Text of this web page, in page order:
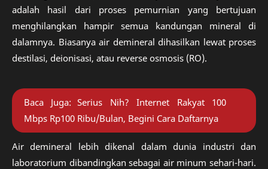
adalah hasil dari proses pemurnian yang bertujuan
menghilangkan hampir semua kandungan mineral di
dalamnya. Biasanya air demineral dihasilkan lewat proses
destilasi, deionisasi, atau reverse osmosis (RO).
Baca Juga: Serius Nih? Internet Rakyat 100
Mbps Rp100 Ribu/Bulan, Begini Cara Daftarnya
Air demineral lebih dikenal dalam dunia industri dan
laboratorium dibandingkan sebagai air minum sehari-hari.